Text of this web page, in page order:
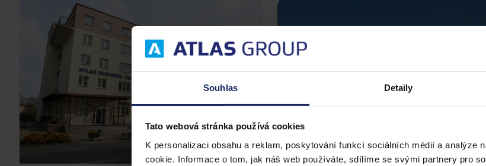
Souhlas Detaily
Tato webová stránka používá cookies
K personalizaci obsahu a reklam, poskytování funkcí sociálních médií a analýze
cookie. Informace o tom, jak náš web používáte, sdílíme se svými partnery pro